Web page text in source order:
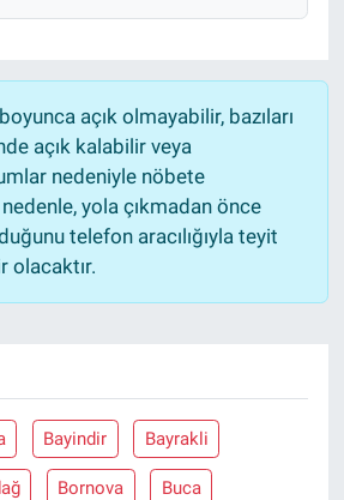
açık olmayabilir, bazıları
açık kalabilir veya
nedeniyle nöbete
yola çıkmadan önce
telefon aracılığıyla teyit
olacaktır.
Bayindir Bayrakli
Bornova Buca